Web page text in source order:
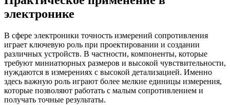
электронике
В сфере электроники точность измерений сопротивления
играет ключевую роль при проектировании и создании
различных устройств. В частности, компоненты, которые
требуют миниатюрных размеров и высокой чувствительности,
нуждаются в измерениях с высокой детализацией. Именно
здесь важную роль играют более мелкие единицы измерения,
которые позволяют работать с малым сопротивлением и
получать точные результаты.